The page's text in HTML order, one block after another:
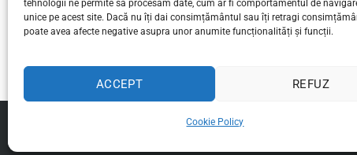
tehnologii ne permite să procesăm date, cum ar fi comportamentul de
unice pe acest site. Dacă nu îți dai consimțământul sau îți retragi
poate avea afecte negative asupra unor anumite funcționalități și funcții.
ACCEPT REFUZ
Cookie Policy
ms și AMD FreeSync: G2868PQU